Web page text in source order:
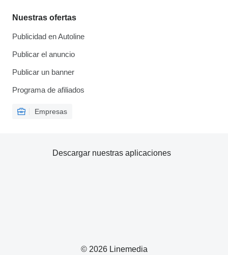
Nuestras ofertas
Publicidad en Autoline
Publicar el anuncio
Publicar un banner
Programa de afiliados
Empresas
© 2026 Linemedia
Descargar nuestras aplicaciones